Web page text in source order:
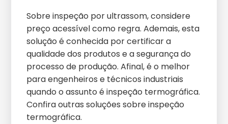
Sobre inspeção por ultrassom, considere
preço acessível como regra. Ademais, esta
solução é conhecida por certificar a
qualidade dos produtos e a segurança do
processo de produção. Afinal, é o melhor
para engenheiros e técnicos industriais
quando o assunto é inspeção termográfica.
Confira outras soluções sobre inspeção
termográfica.